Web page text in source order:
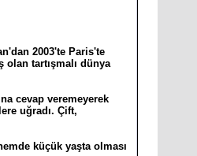
2003'te Paris'te
olan tartışmalı dünya
cevap veremeyerek
uğradı. Çift,
küçük yaşta olması